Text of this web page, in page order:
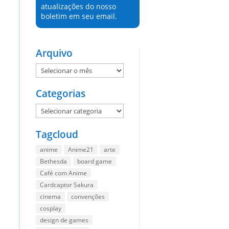
atualizações do nosso
boletim em seu email.
Arquivo
Arquivo
Categorias
Categorias
Tagcloud
anime Anime21
arte
Bethesda
board game
Café com Anime
Cardcaptor Sakura
cinema
convenções
cosplay
design de games